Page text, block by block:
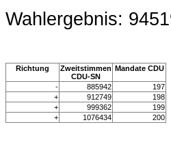
Wahlergebnis:
Richtung
Zweitstimmen
CDU-SN
Mandate CDU
- 885942
197
+
912749
198
+
999362
199
+
1076434 200